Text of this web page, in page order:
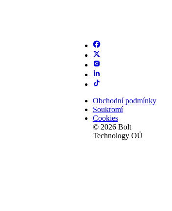
Obchodní podmínky
Soukromí
Cookies
© 2026 Bolt
Technology OÜ